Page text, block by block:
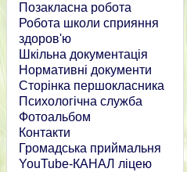
Позакласна робота
Робота школи сприяння
здоров'ю
Шкільна документація
Нормативні документи
Сторінка першокласника
Психологічна служба
Фотоальбом
Контакти
Громадська приймальня
YouTube-КАНАЛ ліцею